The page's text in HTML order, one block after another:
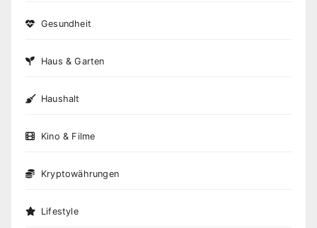
Gesundheit
Haus & Garten
Haushalt
Kino & Filme
Kryptowährungen
Lifestyle